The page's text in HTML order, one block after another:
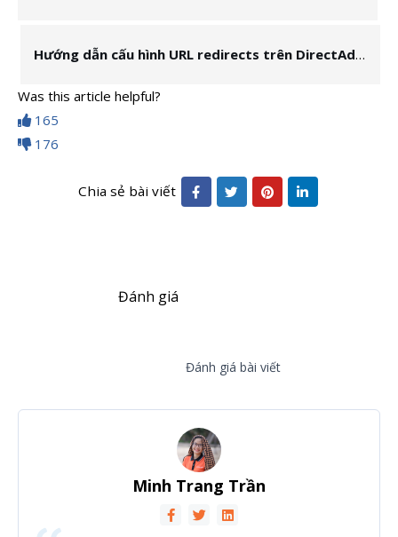
Hướng dẫn cấu hình URL redirects trên DirectAdmin
Was this article helpful?
165
176
Chia sẻ bài viết
Đánh giá
Đánh giá bài viết
Minh Trang Trần